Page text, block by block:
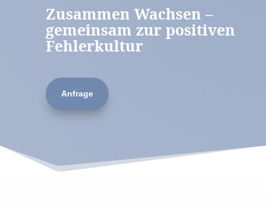
Zusammen Wachsen –
gemeinsam zur positiven
Fehlerkultur
Anfrage